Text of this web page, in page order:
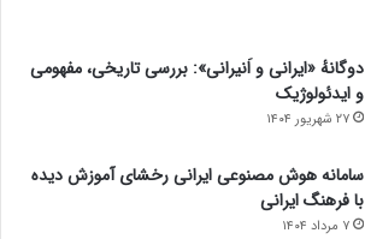
دوگانهٔ «ایرانی و اَنیرانی»: بررسی تاریخی، مفهومی
و ایدئولوژیک
۲۷ شهریور ۱۴۰۴
سامانه هوش مصنوعی ایرانی رخشای آموزش دیده
با فرهنگ ایرانی
۷ مرداد ۱۴۰۴